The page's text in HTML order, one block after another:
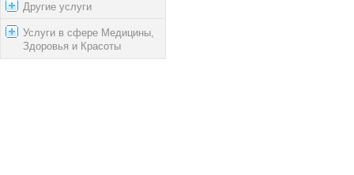
Другие услуги
Услуги в сфере Медицины,
Здоровья и Красоты